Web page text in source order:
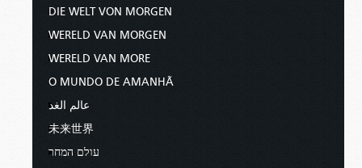
DIE WELT VON MORGEN
WERELD VAN MORGEN
WERELD VAN MORE
O MUNDO DE AMANHÃ
عالم الغد
未来世界
עולם המחר